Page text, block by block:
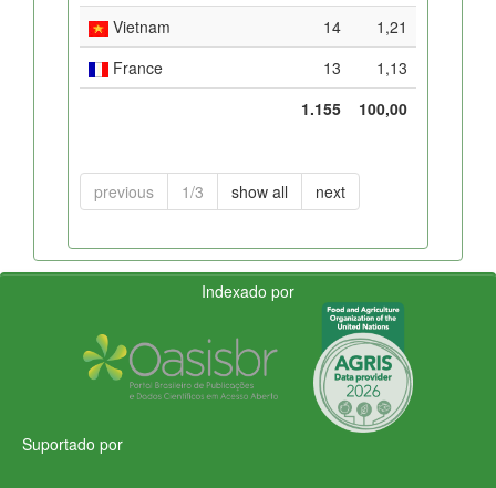
Vietnam 14
1,21
France
13
1,13
1.155
100,00
previous 1/3 show all next
Indexado por
Suportado por